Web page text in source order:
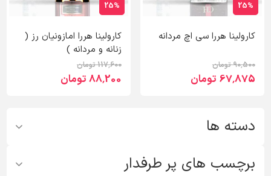
دسته ها
برچسب های پر طرفدار
25%
کارولینا هررا سی اچ مردانه
90٬500 تومان
67٬875 تومان
25%
کارولینا هررا امازونیان رز (
زنانه و مردانه )
117٬600 تومان
88٬200 تومان